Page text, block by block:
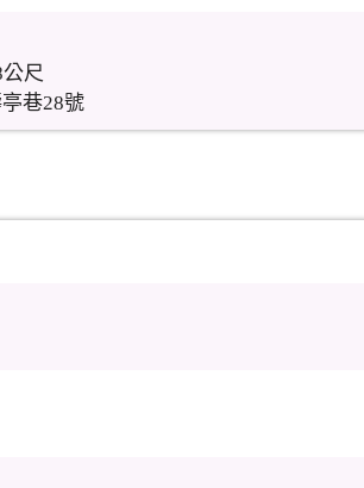
尺
巷28號